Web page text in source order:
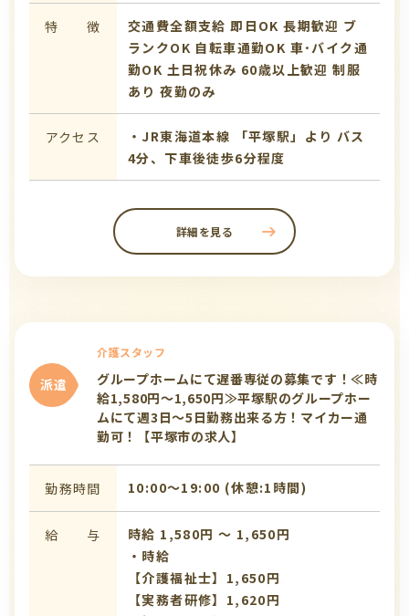
特 徴 交通費全額支給 即日OK 長期歓迎 ブ
ランクOK 自転車通勤OK 車･バイク通
勤OK 土日祝休み 60歳以上歓迎 制服
あり 夜勤のみ
アクセス
・JR東海道本線 「平塚駅」より バス
4分、下車後徒歩6分程度
詳細を見る
派遣
介護スタッフ
グループホームにて遅番専従の募集です！≪時
給1,580円～1,650円≫平塚駅のグループホー
ムにて週3日～5日勤務出来る方！マイカー通
勤可！【平塚市の求人】
勤務時間 10:00〜19:00 (休憩:1時間)
給 与
時給 1,580円 〜 1,650円
・時給
【介護福祉士】1,650円
【実務者研修】1,620円